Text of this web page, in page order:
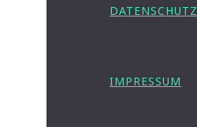
DATENSCHUTZ
IMPRESSUM